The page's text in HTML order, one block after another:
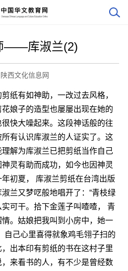
――库淑兰(2)
西文化信息网
有如神助，一改过去风格，
娘子的造型也屡屡出现在她的
快大噪起来。这段神话般的往
有认识库淑兰的人证实了。这
解为库淑兰已把剪纸当作自己
灵有助而成功，如今也因神灵
初夏， 库淑兰剪纸在台湾出版
兰又梦呓般地唱开了：“青枝绿
可干。拾下金莲子叫喳喳， 青
。姑娘把我叫到小房中，她一
自己心里喜得就象鸡毛翎子扫的
出本印有剪纸的书在这村子里
来看书的人，有不少是曾经数